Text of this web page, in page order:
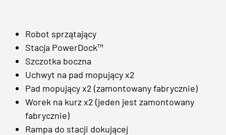
Robot sprzątający
Stacja PowerDock™
Szczotka boczna
Uchwyt na pad mopujący x2
Pad mopujący x2 (zamontowany fabrycznie)
Worek na kurz x2 (jeden jest zamontowany
fabrycznie)
Rampa do stacji dokującej